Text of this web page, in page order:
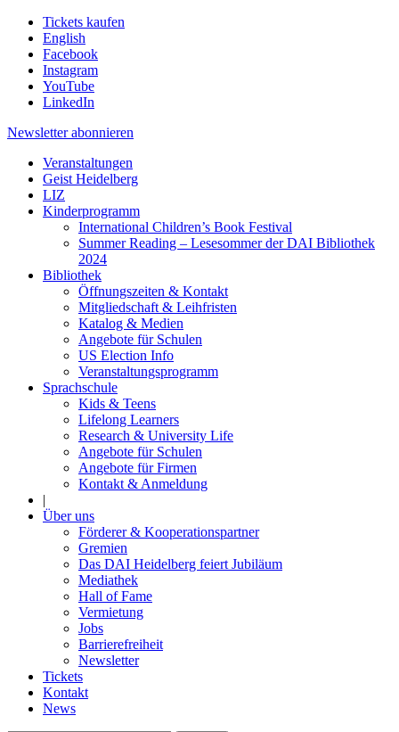
Tickets kaufen
English
Facebook
Instagram
YouTube
LinkedIn
Newsletter abonnieren
Veranstaltungen
Geist Heidelberg
LIZ
Kinderprogramm
International Children’s Book Festival
Summer Reading – Lesesommer der DAI Bibliothek
2024
Bibliothek
Öffnungszeiten & Kontakt
Mitgliedschaft & Leihfristen
Katalog & Medien
Angebote für Schulen
US Election Info
Veranstaltungsprogramm
Sprachschule
Kids & Teens
Lifelong Learners
Research & University Life
Angebote für Schulen
Angebote für Firmen
Kontakt & Anmeldung
|
Über uns
Förderer & Kooperationspartner
Gremien
Das DAI Heidelberg feiert Jubiläum
Mediathek
Hall of Fame
Vermietung
Jobs
Barrierefreiheit
Newsletter
Tickets
Kontakt
News